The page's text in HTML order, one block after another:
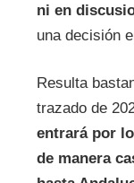
ni en
una decisión
Resulta
trazado de
entrará por
de manera